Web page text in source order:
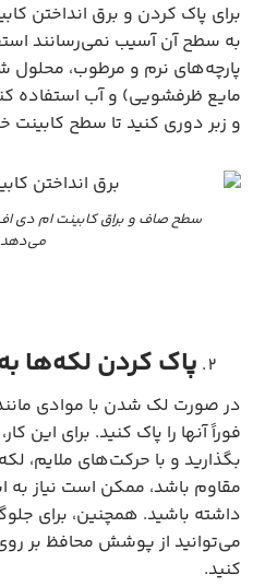
برای پاک کردن و برق انداختن
به سطح آن آسیب نمی‌رسانند
پارچه‌های نرم و مرطوب،
مایع ظرفشویی) و آب استفاده
و زبر دوری کنید تا سطح کابینت
سطح صاف و براق کابینت ام دی
پاک کردن لکه‌ها
در صورت لک شدن با موادی
فوراً آنها را پاک کنید. برای این
بگذارید و با حرکت‌های ملایم،
مقاوم باشد، ممکن است نیاز به
داشته باشید. همچنین، برای
می‌توانید از پوشش محافظ بر
کنید.